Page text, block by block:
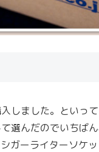
しました。といっ
選んだのでいちば
ガーライターソケ